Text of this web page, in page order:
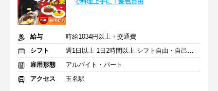
給与
時給1034円以上＋交通費
シフト
週1日以上 1日2時間以上 シフト自由・自己申告
雇用形態
アルバイト・パート
アクセス
玉名駅